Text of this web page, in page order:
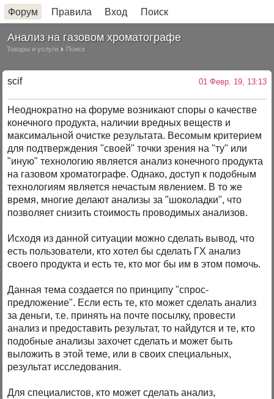
Форум Правила Вход Поиск
Анализ на газовом хроматографе
Товары и услуги Поиск
scif 01 Февр. 19, 13:13
Неоднократно на форуме возникают споры о качестве
конечного продукта, наличии вредных веществ и
максимальной очистке результата. Весомым критерием
для подтверждения "своей" точки зрения на "ту" или
"иную" технологию является анализ конечного продукта
на газовом хроматографе. Однако, доступ к подобным
технологиям является нечастым явлением. В то же
время, многие делают анализы за "шоколадки", что
позволяет снизить стоимость проводимых анализов.
Исходя из данной ситуации можно сделать вывод, что
есть пользователи, кто хотел бы сделать ГХ анализ
своего продукта и есть те, кто мог бы им в этом помочь.
Данная тема создается по принципу "спрос-
предложение". Если есть те, кто может сделать анализ
за деньги, т.е. принять на почте посылку, провести
анализ и предоставить результат, то найдутся и те, кто
подобные анализы захочет сделать и может быть
выложить в этой теме, или в своих специальных,
результат исследования.
Для специалистов, кто может сделать анализ,